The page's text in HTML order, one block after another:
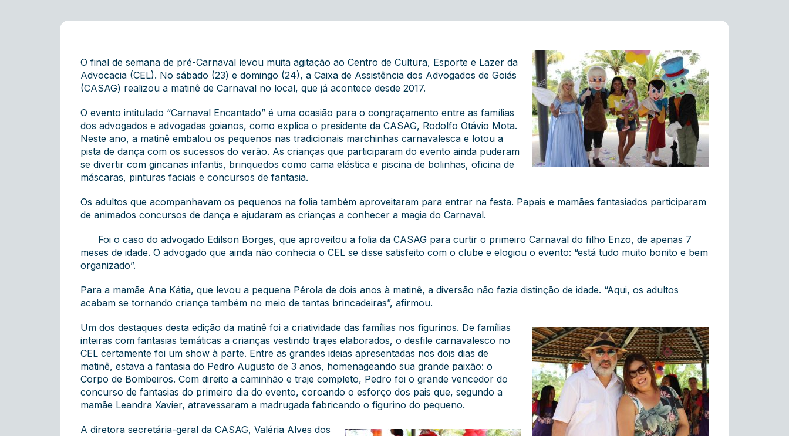
O final de semana de pré-Carnaval levou muita agitação ao Centro de Cultura, Esporte e Lazer da
Advocacia (CEL). No sábado (23) e domingo (24), a Caixa de Assistência dos Advogados de Goiás
(CASAG) realizou a matinê de Carnaval no local, que já acontece desde 2017.
O evento intitulado “Carnaval Encantado” é uma ocasião para o congraçamento entre as famílias
dos advogados e advogadas goianos, como explica o presidente da CASAG, Rodolfo Otávio Mota.
Neste ano, a matinê embalou os pequenos nas tradicionais marchinhas carnavalesca e lotou a
pista de dança com os sucessos do verão. As crianças que participaram do evento ainda puderam
se divertir com gincanas infantis, brinquedos como cama elástica e piscina de bolinhas, oficina de
máscaras, pinturas faciais e concursos de fantasia.
Os adultos que acompanhavam os pequenos na folia também aproveitaram para entrar na festa. Papais e mamães fantasiados participaram
de animados concursos de dança e ajudaram as crianças a conhecer a magia do Carnaval.
Foi o caso do advogado Edilson Borges, que aproveitou a folia da CASAG para curtir o primeiro Carnaval do filho Enzo, de apenas 7
meses de idade. O advogado que ainda não conhecia o CEL se disse satisfeito com o clube e elogiou o evento: “está tudo muito bonito e bem
organizado”.
Para a mamãe Ana Kátia, que levou a pequena Pérola de dois anos à matinê, a diversão não fazia distinção de idade. “Aqui, os adultos
acabam se tornando criança também no meio de tantas brincadeiras”, afirmou.
Um dos destaques desta edição da matinê foi a criatividade das famílias nos figurinos. De famílias
inteiras com fantasias temáticas a crianças vestindo trajes elaborados, o desfile carnavalesco no
CEL certamente foi um show à parte. Entre as grandes ideias apresentadas nos dois dias de
matinê, estava a fantasia do Pedro Augusto de 3 anos, homenageando sua grande paixão: o
Corpo de Bombeiros. Com direito a caminhão e traje completo, Pedro foi o grande vencedor do
concurso de fantasias do primeiro dia do evento, coroando o esforço dos pais que, segundo a
mamãe Leandra Xavier, atravessaram a madrugada fabricando o figurino do pequeno.
A diretora secretária-geral da CASAG, Valéria Alves dos